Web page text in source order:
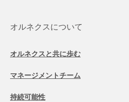
オルネクスについて
オルネクスと共に歩む
マネージメントチーム
持続可能性